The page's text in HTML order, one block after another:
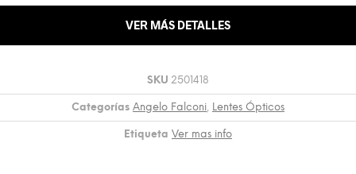
VER MÁS DETALLES
SKU 2501418
Categorías Angelo Falconi, Lentes Ópticos
Etiqueta Ver mas info